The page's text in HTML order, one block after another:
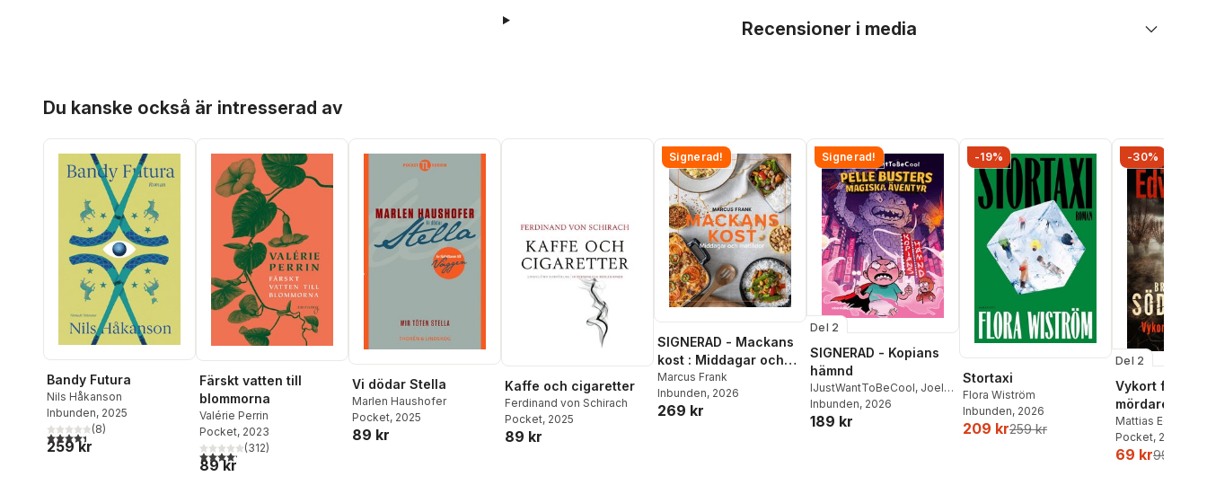
Recensioner i media
Du kanske också är intresserad av
Bandy Futura
Nils Håkanson
Inbunden, 2025
4,4utav 5 stjärnor. Totalt antal röster:
(8)
259 kr
Färskt vatten till
blommorna
Valérie Perrin
Pocket, 2023
4,2utav 5 stjärnor. Totalt antal röster:
(312)
89 kr
Vi dödar Stella
Marlen Haushofer
Pocket, 2025
89 kr
Kaffe och cigaretter
Ferdinand von Schirach
Pocket, 2025
89 kr
Signerad!
SIGNERAD - Mackans
kost : Middagar och
matlådor
Marcus Frank
Inbunden, 2026
269 kr
Signerad!
Del 2
SIGNERAD - Kopians
hämnd
IJustWantToBeCool, Joel
Adolphson,Emil Ejdemo
Beer ,Victor Beer
Inbunden, 2026
189 kr
-19%
Stortaxi
Flora Wiström
Inbunden, 2026
209 kr259 kr
-30%
Del 2
Vykort från en
mördare
Mattias
Pocket, 2026
69 kr99 kr